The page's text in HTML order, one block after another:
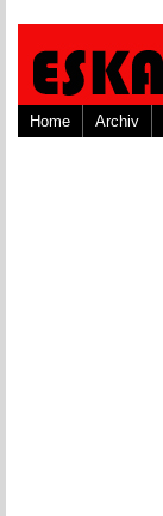
Home Archiv